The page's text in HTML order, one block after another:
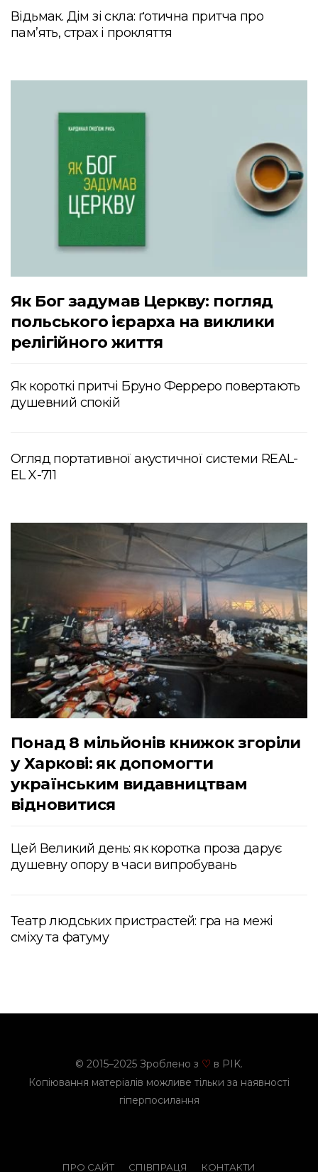
Відьмак. Дім зі скла: ґотична притча про
пам’ять, страх і прокляття
Як Бог задумав Церкву: погляд
польського ієрарха на виклики
релігійного життя
Як короткі притчі Бруно Ферреро повертають
душевний спокій
Огляд портативної акустичної системи REAL-
EL X-711
Понад 8 мільйонів книжок згоріли
у Харкові: як допомогти
українським видавництвам
відновитися
Цей Великий день: як коротка проза дарує
душевну опору в часи випробувань
Театр людських пристрастей: гра на межі
сміху та фатуму
© 2015–2025 Зроблено з ♡ в PIK.
Копіювання матеріалів можливе тільки за наявності
гіперпосилання
ПРО САЙТ СПІВПРАЦЯ КОНТАКТИ